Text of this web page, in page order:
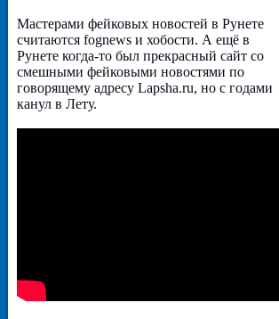
Мастерами фейковых новостей в Рунете
считаются fognews и хобости. А ещё в
Рунете когда-то был прекрасный сайт со
смешными фейковыми новостями по
говорящему адресу Lapsha.ru, но с годами
канул в Лету.